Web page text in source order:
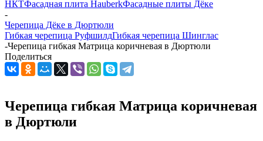
НКТФасадная плита HauberkФасадные плиты Дёке
-
Черепица Дёке в Дюртюли
Гибкая черепица РуфшилдГибкая черепица Шинглас
-Черепица гибкая Матрица коричневая в Дюртюли
Поделиться
Черепица гибкая Матрица коричневая
в Дюртюли